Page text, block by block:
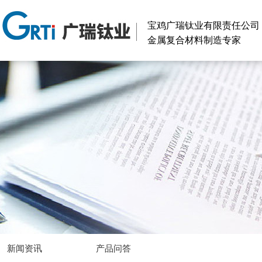
宝鸡广瑞钛业有限责任公司
金属复合材料制造专家
新闻资讯 产品问答